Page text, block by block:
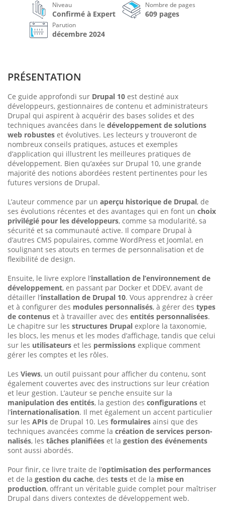
Niveau
Confirmé à Expert
Nombre de pages
609 pages
Parution
décembre 2024
PRÉSENTATION
Ce guide approfondi sur Drupal 10 est destiné aux
développeurs, gestionnaires de contenu et administrateurs
Drupal qui aspirent à acquérir des bases solides et des
techniques avancées dans le déve­loppement de solutions
web robustes et évolutives. Les lecteurs y trouveront de
nombreux conseils pratiques, astuces et exemples
d’application qui illustrent les meilleures pratiques de
développement. Bien qu’axées sur Drupal 10, une grande
majorité des notions abor­dées restent pertinentes pour les
futures versions de Drupal.
L’auteur commence par un aperçu historique de Drupal, de
ses évolutions récentes et des avantages qui en font un choix
privilé­gié pour les développeurs, comme sa modularité, sa
sécurité et sa communauté active. Il compare Drupal à
d’autres CMS populaires, comme WordPress et Joomla!, en
soulignant ses atouts en termes de personnalisation et de
flexibilité de design.
Ensuite, le livre explore l’installation de l’environnement de
déve­loppement, en passant par Docker et DDEV, avant de
détailler l’ins­tallation de Drupal 10. Vous apprendrez à créer
et à configurer des modules personnalisés, à gérer des types
de contenus et à tra­vailler avec des entités personnalisées.
Le chapitre sur les struc­tures Drupal explore la taxonomie,
les blocs, les menus et les modes d’affichage, tandis que celui
sur les utilisateurs et les permissions explique comment
gérer les comptes et les rôles.
Les Views, un outil puissant pour afficher du contenu, sont
égale­ment couvertes avec des instructions sur leur création
et leur gestion. L’auteur se penche ensuite sur la
manipulation des entités, la ges­tion des configurations et
l’internationalisation. Il met également un accent particulier
sur les APIs de Drupal 10. Les formulaires ainsi que des
techniques avancées comme la création de services person­
nalisés, les tâches planifiées et la gestion des événements
sont aussi abordés.
Pour finir, ce livre traite de l’optimisation des performances
et de la gestion du cache, des tests et de la mise en
production, offrant un véritable guide complet pour maîtriser
Drupal dans divers contextes de développement web.